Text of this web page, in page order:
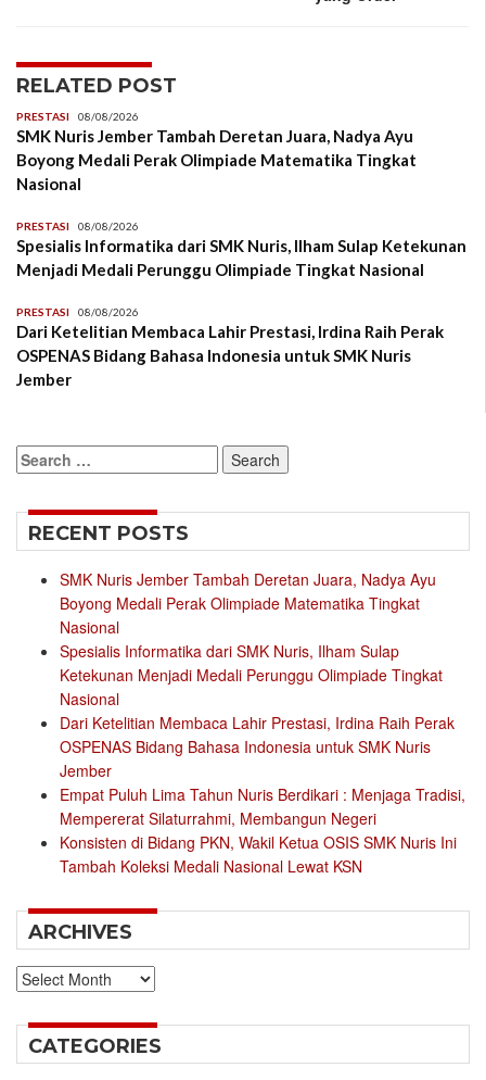
RELATED POST
PRESTASI 08/08/2026
SMK Nuris Jember Tambah Deretan Juara, Nadya Ayu
Boyong Medali Perak Olimpiade Matematika Tingkat
Nasional
PRESTASI 08/08/2026
Spesialis Informatika dari SMK Nuris, Ilham Sulap Ketekunan
Menjadi Medali Perunggu Olimpiade Tingkat Nasional
PRESTASI 08/08/2026
Dari Ketelitian Membaca Lahir Prestasi, Irdina Raih Perak
OSPENAS Bidang Bahasa Indonesia untuk SMK Nuris
Jember
Search
for:
RECENT POSTS
SMK Nuris Jember Tambah Deretan Juara, Nadya Ayu
Boyong Medali Perak Olimpiade Matematika Tingkat
Nasional
Spesialis Informatika dari SMK Nuris, Ilham Sulap
Ketekunan Menjadi Medali Perunggu Olimpiade Tingkat
Nasional
Dari Ketelitian Membaca Lahir Prestasi, Irdina Raih Perak
OSPENAS Bidang Bahasa Indonesia untuk SMK Nuris
Jember
Empat Puluh Lima Tahun Nuris Berdikari : Menjaga Tradisi,
Mempererat Silaturrahmi, Membangun Negeri
Konsisten di Bidang PKN, Wakil Ketua OSIS SMK Nuris Ini
Tambah Koleksi Medali Nasional Lewat KSN
ARCHIVES
Archives
CATEGORIES